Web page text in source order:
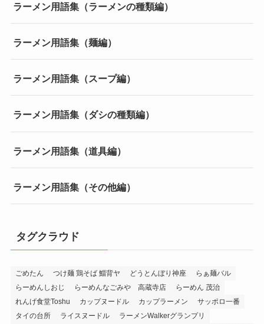
ラーメン用語集（ラーメンの種類編）
ラーメン用語集（麺編）
ラーメン用語集（スープ編）
ラーメン用語集（ダシの種類編）
ラーメン用語集（道具編）
ラーメン用語集（その他編）
タグクラウド
ごめたん つけ麺 鶏そば 鯔背ヤ どうとんぼり神座
らぁ麺バル
らーめんしおじ
らーめんなごみや 高蔵寺店
らーめん 茂治
れんげ食堂Toshu
カップヌードル カップラーメン
サッポロ一番
タイの台所
ライスヌードル
ラーメンWalkerグランプリ